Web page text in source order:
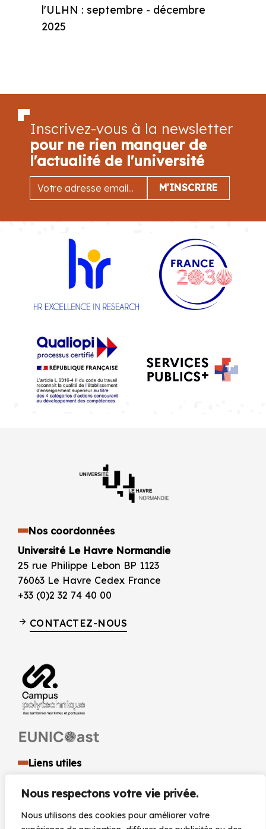
Nous respectons votre vie privée.
Nous utilisons des cookies pour améliorer votre
l'ULHN : septembre - décembre
2025
Inscrivez-vous à la newsletter
pour ne rien manquer de
l'actualité de l'université
Liens utiles
Espace presse et médias
Documents réglementaires
Nos coordonnées
Université Le Havre Normandie
25 rue Philippe Lebon BP 1123
76063 Le Havre Cedex France
+33 (0)2 32 74 40 00
CONTACTEZ-NOUS